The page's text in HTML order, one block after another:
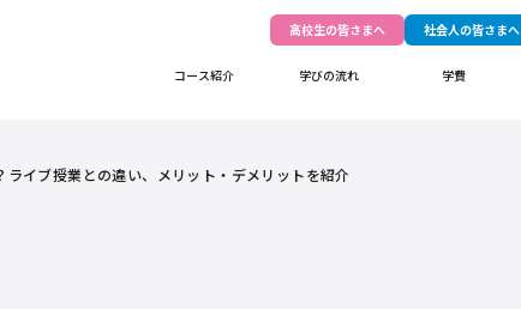
高校生の皆さまへ 社会人の皆さまへ
コース紹介 学びの流れ 学費
ライブ授業との違い、メリット・デメリットを紹介